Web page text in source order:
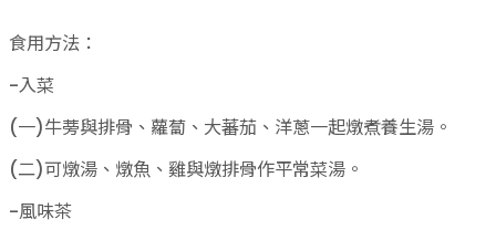
食用方法：
-入菜
(一)牛蒡與排骨、蘿蔔、大蕃茄、洋蔥一起燉煮養生湯。
(二)可燉湯、燉魚、雞與燉排骨作平常菜湯。
-風味茶